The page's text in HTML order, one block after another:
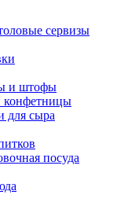
сервизы
и штофы
конфетницы
для сыра
посуда